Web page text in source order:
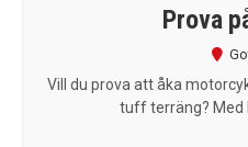
Prova
Vill du prova att åka
tuff terräng? Med